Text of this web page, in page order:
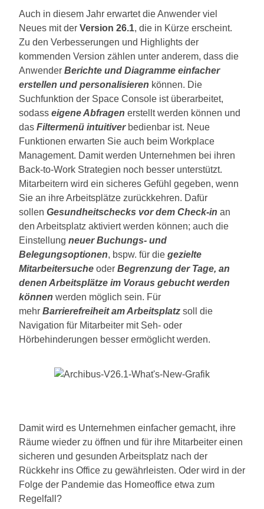
Auch in diesem Jahr erwartet die Anwender viel
Neues mit der Version 26.1, die in Kürze erscheint.
Zu den Verbesserungen und Highlights der
kommenden Version zählen unter anderem, dass die
Anwender Berichte und Diagramme einfacher
erstellen und personalisieren können. Die
Suchfunktion der Space Console ist überarbeitet,
sodass eigene Abfragen erstellt werden können und
das Filtermenü intuitiver bedienbar ist. Neue
Funktionen erwarten Sie auch beim Workplace
Management. Damit werden Unternehmen bei ihren
Back-to-Work Strategien noch besser unterstützt.
Mitarbeitern wird ein sicheres Gefühl gegeben, wenn
Sie an ihre Arbeitsplätze zurückkehren. Dafür
sollen Gesundheitschecks vor dem Check-in an
den Arbeitsplatz aktiviert werden können; auch die
Einstellung neuer Buchungs- und
Belegungsoptionen, bspw. für die gezielte
Mitarbeitersuche oder Begrenzung der Tage, an
denen Arbeitsplätze im Voraus gebucht werden
können werden möglich sein. Für
mehr Barrierefreiheit am Arbeitsplatz soll die
Navigation für Mitarbeiter mit Seh- oder
Hörbehinderungen besser ermöglicht werden.
Damit wird es Unternehmen einfacher gemacht, ihre
Räume wieder zu öffnen und für ihre Mitarbeiter einen
sicheren und gesunden Arbeitsplatz nach der
Rückkehr ins Office zu gewährleisten. Oder wird in der
Folge der Pandemie das Homeoffice etwa zum
Regelfall?